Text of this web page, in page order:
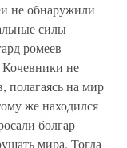
не обнаружили
силы
ромеев
Кочевники не
полагаясь на мир
же находился
болгар
мира. Тогда